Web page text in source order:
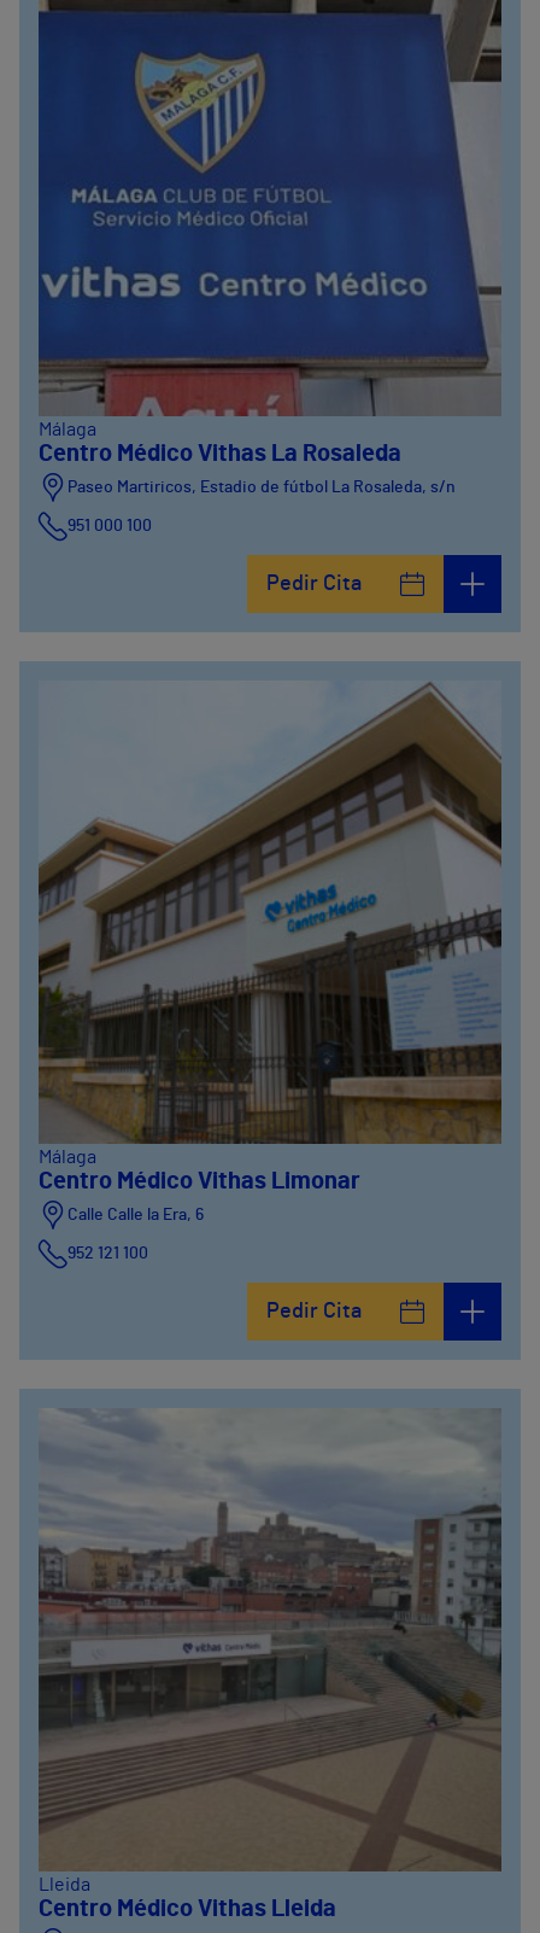
Málaga
Centro Médico Vithas La Rosaleda
Paseo Martiricos, Estadio de fútbol La Rosaleda, s/n
951 000 100
Pedir Cita
Málaga
Centro Médico Vithas Limonar
Calle Calle la Era, 6
952 121 100
Pedir Cita
Lleida
Centro Médico Vithas Lleida